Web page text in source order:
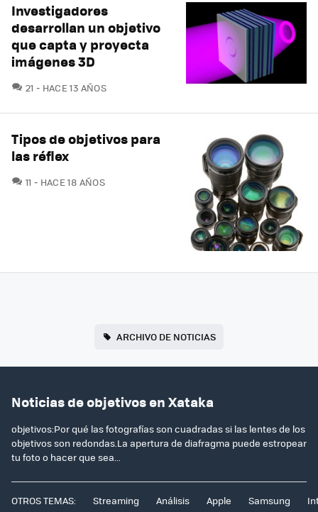
Investigadores
desarrollan un objetivo
que capta y proyecta
imágenes 3D
21 COMENTARIOS
HACE 13 AÑOS
Tipos de objetivos para
las réflex
11 COMENTARIOS
HACE 18 AÑOS
ARCHIVO DE NOTICIAS
Noticias de objetivos en Xataka
objetivos:Por qué las fotografías son cuadradas si las lentes de los
objetivos son redondas.La apertura de diafragma puede estropear
tu foto o hacer que sea...
OTROS TEMAS: Streaming Análisis Apple Samsung